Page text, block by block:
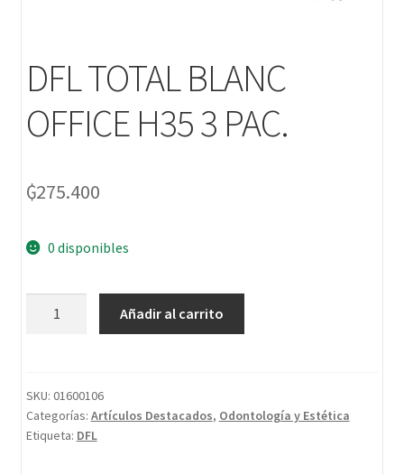
DFL TOTAL BLANC
OFFICE H35 3 PAC.
₲275.400
0 disponibles
Añadir al carrito
SKU: 01600106
Categorías: Artículos Destacados, Odontología y Estética
Etiqueta: DFL